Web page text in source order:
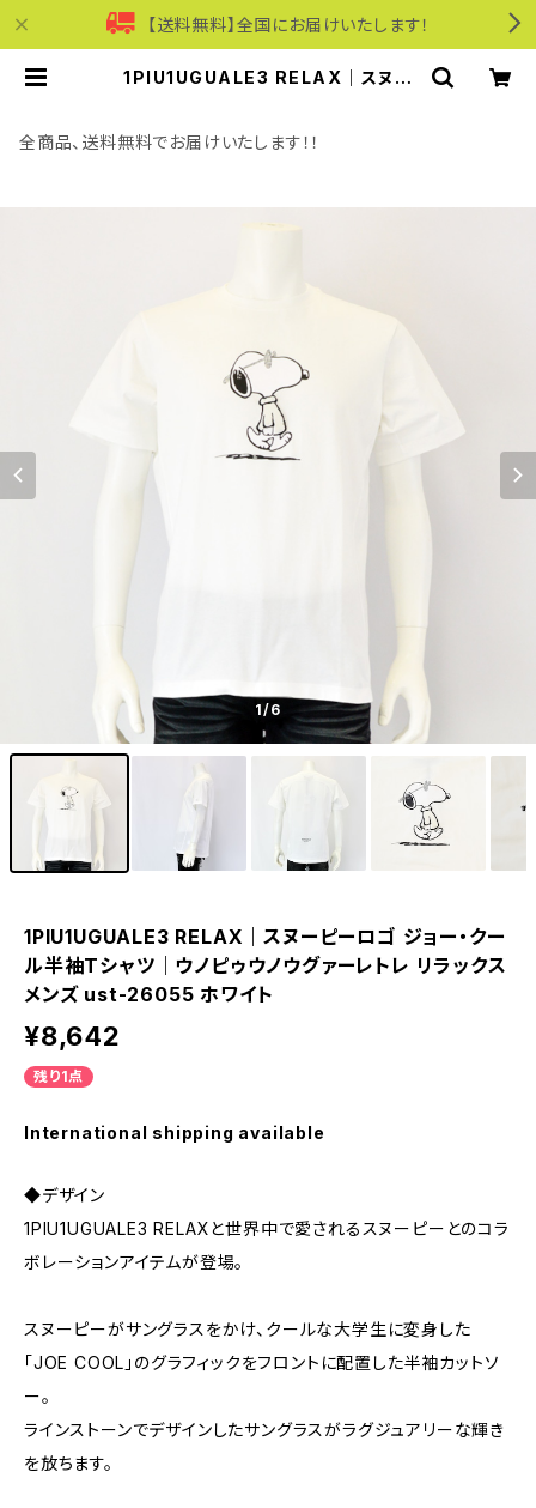
【送料無料】全国にお届けいたします！
1PIU1UGUALE3 RELAX｜スヌー
クス メンズ ust-26055 ホワイト |
モリワンワールドオンラインショップ
全商品、送料無料でお届けいたします！！
1/6
1PIU1UGUALE3 RELAX｜スヌーピーロゴ ジョー・クー
ル半袖Tシャツ｜ウノピゥウノウグァーレトレ リラックス
メンズ ust-26055 ホワイト
¥8,642
残り1点
International shipping available
◆デザイン
1PIU1UGUALE3 RELAXと世界中で愛されるスヌーピーとのコラ
ボレーションアイテムが登場。
スヌーピーがサングラスをかけ、クールな大学生に変身した
「JOE COOL」のグラフィックをフロントに配置した半袖カットソ
ー。
ラインストーンでデザインしたサングラスがラグジュアリーな輝き
を放ちます。